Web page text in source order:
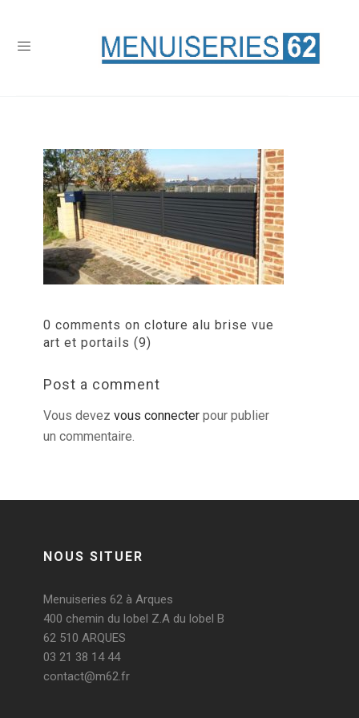
0 comments on cloture alu brise vue
art et portails (9)
Post a comment
Vous devez vous connecter pour publier
un commentaire.
NOUS SITUER
Menuiseries 62 à Arques
400 chemin du lobel Z.A du lobel B
62 510 ARQUES
03 21 38 14 44
contact@m62.fr